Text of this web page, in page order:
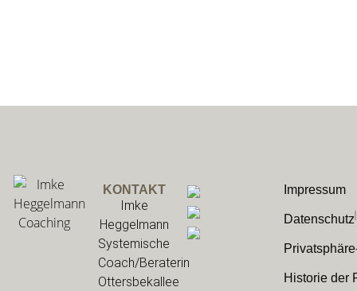
KONTAKT
Imke
Heggelmann
Systemische
Coach/Beraterin
Ottersbekallee
Impressum
Datenschutz
Historie der